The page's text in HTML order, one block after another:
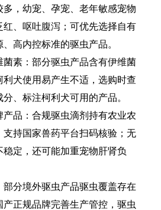
多，幼宠、孕宠、老年敏感宠物
红、呕吐腹泻；可优先选择自有
高内控标准的驱虫产品。
菌素：部分驱虫产品含有伊维菌
犬使用易产生不适，选购时查
、标注柯利犬可用的产品。
品：合规驱虫滴剂持有农业农
支持国家兽药平台扫码核验；无
定，还可能加重宠物肝肾负
分境外驱虫产品驱虫覆盖存在
正规品牌完善生产管控，驱虫